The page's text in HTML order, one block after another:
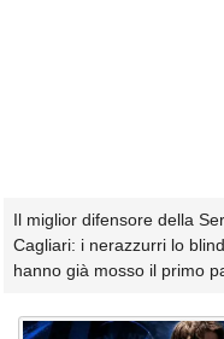
Il miglior difensore della
Cagliari: i nerazzurri lo
hanno già mosso il primo